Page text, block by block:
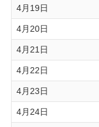
4月19日
4月20日
4月21日
4月22日
4月23日
4月24日